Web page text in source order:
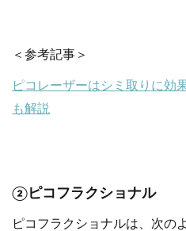
＜参考記事＞
ピコレーザーはシミ取りに効
も解説
②ピコフラクショナル
ピコフラクショナルは、次の